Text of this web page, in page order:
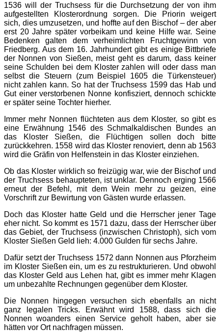
1536 will der Truchsess für die Durchsetzung der von ihm
aufgestellten Klosterordnung sorgen. Die Priorin weigert
sich, dies umzusetzen, und hoffte auf den Bischof – der aber
erst 20 Jahre später vorbeikam und keine Hilfe war. Seine
Bedenken galten dem verheimlichten Fruchtgewinn von
Friedberg. Aus dem 16. Jahrhundert gibt es einige Bittbriefe
der Nonnen von Sießen, meist geht es darum, dass keiner
seine Schulden bei dem Kloster zahlen will oder dass man
selbst die Steuern (zum Beispiel 1605 die Türkensteuer)
nicht zahlen kann. So hat der Truchsess 1599 das Hab und
Gut einer verstorbenen Nonne konfisziert, dennoch schickte
er später seine Tochter hierher.
Immer mehr Nonnen flüchteten aus dem Kloster, so gibt es
eine Erwähnung 1546 des Schmalkaldischen Bundes an
das Kloster Sießen, die Flüchtigen sollen doch bitte
zurückkehren. 1558 wird das Kloster renoviert, denn ab 1563
wird die Gräfin von Helfenstein in das Kloster einziehen.
Ob das Kloster wirklich so freizügig war, wie der Bischof und
der Truchsess behaupteten, ist unklar. Dennoch erging 1566
erneut der Befehl, mit dem Wein mehr zu geizen, eine
Vorschrift zur Bewirtung von Gästen wurde erlassen.
Doch das Kloster hatte Geld und die Herrscher jener Tage
eher nicht. So kommt es 1571 dazu, dass der Herrscher über
das Gebiet, der Truchsess (inzwischen Christoph), sich vom
Kloster Sießen Geld lieh: 4.000 Gulden für sechs Jahre.
Dafür setzt der Truchsess 1572 dann Nonnen aus Pforzheim
im Kloster Sießen ein, um es zu restrukturieren. Und obwohl
das Kloster Geld aus Lehen hat, gibt es immer mehr Klagen
um unbezahlte Rechnungen gegenüber dem Kloster.
Die Nonnen hingegen versuchen sich ebenfalls an nicht
ganz legalen Tricks. Erwähnt wird 1588, dass sich die
Nonnen woanders einen Service geholt haben, aber sie
hätten vor Ort nachfragen müssen.